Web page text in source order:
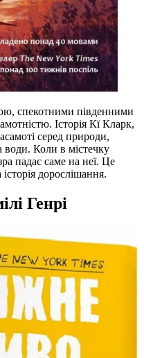
спекотними південними
Історія Кї Кларк,
серед природи,
води. Коли в містечку
падає саме на неї. Це
дорослішання.
Генрі